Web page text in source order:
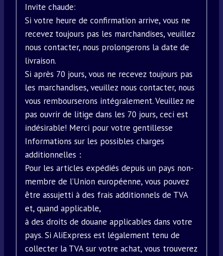
Invite chaude:
Si votre heure de confirmation arrive, vous ne
recevez toujours pas les marchandises, veuillez
nous contacter, nous prolongerons la date de
livraison.
Si après 70 jours, vous ne recevez toujours pas
les marchandises, veuillez nous contacter, nous
vous rembourserons intégralement. Veuillez ne
pas ouvrir de litige dans les 70 jours, ceci est
indésirable! Merci pour votre gentillesse
Informations sur les possibles charges
additionnelles：
Pour les articles expédiés depuis un pays non-
membre de l’Union européenne, vous pouvez
être assujetti à des frais additionnels de TVA
et, quand applicable,
à des droits de douane applicables dans votre
pays. Si AliExpress est légalement tenu de
collecter la TVA sur votre achat, vous trouverez